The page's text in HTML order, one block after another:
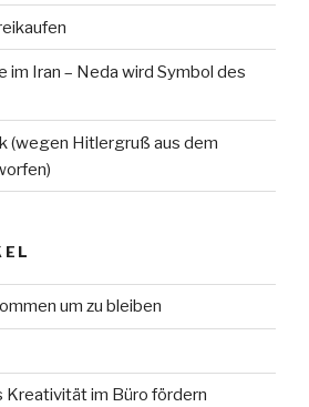
im Iran – Neda wird Symbol des
(wegen Hitlergruß aus dem
um zu bleiben
im Büro fördern